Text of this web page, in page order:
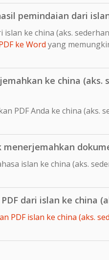
pemindaian dari
ke china (aks.
ke Word yang
ke china
PDF Anda ke china
islan ke china (aks.
dari islan ke china
PDF islan ke china (aks.